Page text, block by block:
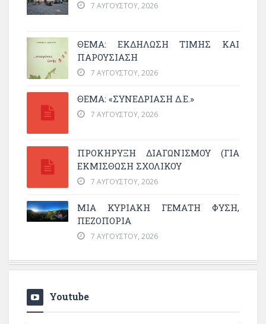
7 ΑΥΓΟΎΣΤΟΥ, 2026
ΘΈΜΑ: ΕΚΔΉΛΩΣΗ ΤΙΜΉΣ ΚΑΙ
ΠΑΡΟΥΣΊΑΣΗ
7 ΑΥΓΟΎΣΤΟΥ, 2026
ΘΕΜΑ: «ΣΥΝΕΔΡΊΑΣΗ Δ.Ε.»
7 ΑΥΓΟΎΣΤΟΥ, 2026
ΠΡΟΚΗΡΥΞΗ ΔΙΑΓΩΝΙΣΜΟΥ (ΓΙΑ
ΕΚΜΊΣΘΩΣΗ ΣΧΟΛΙΚΟΎ
7 ΑΥΓΟΎΣΤΟΥ, 2026
ΜΙΑ ΚΥΡΙΑΚΉ ΓΕΜΆΤΗ ΦΎΣΗ,
ΠΕΖΟΠΟΡΊΑ
7 ΑΥΓΟΎΣΤΟΥ, 2026
Youtube